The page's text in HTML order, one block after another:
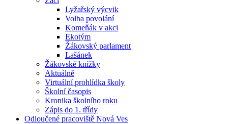
Lyžařský výcvik
Volba povolání
Komeňák v akci
Ekotým
Žákovský parlament
Lašánek
Žákovské knížky
Aktuálně
Virtuální prohlídka školy
Školní časopis
Kronika školního roku
Zápis do 1. třídy
Odloučené pracoviště Nová Ves